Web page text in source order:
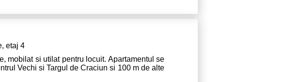
etaj 4
mobilat si utilat pentru locuit. Apartamentul se
Vechi si Targul de Craciun si 100 m de alte